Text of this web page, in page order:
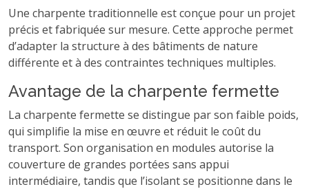
Une charpente traditionnelle est conçue pour un projet
précis et fabriquée sur mesure. Cette approche permet
d’adapter la structure à des bâtiments de nature
différente et à des contraintes techniques multiples.
Avantage de la charpente fermette
La charpente fermette se distingue par son faible poids,
qui simplifie la mise en œuvre et réduit le coût du
transport. Son organisation en modules autorise la
couverture de grandes portées sans appui
intermédiaire, tandis que l’isolant se positionne dans le